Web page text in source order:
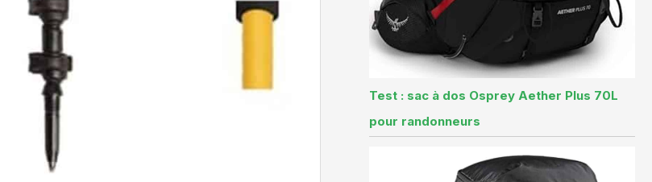
Test : sac à dos Osprey Aether Plus 70L
pour randonneurs